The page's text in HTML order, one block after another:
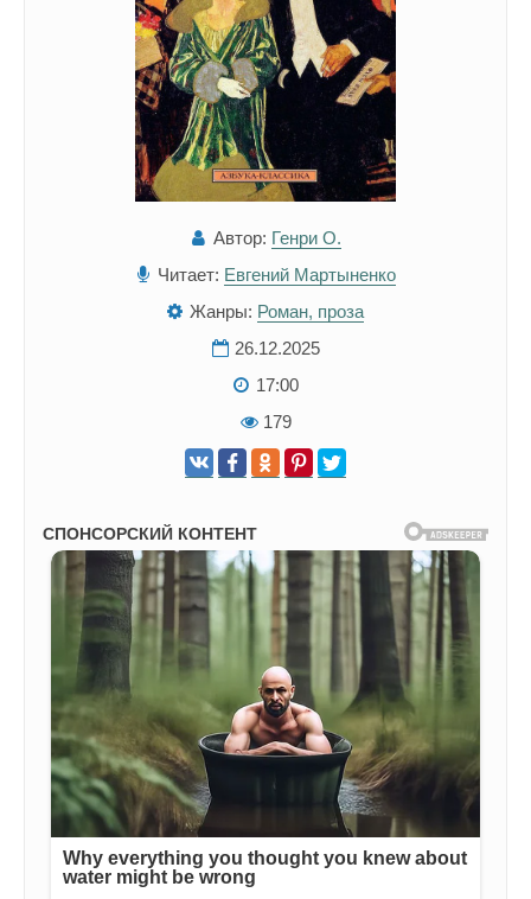
Автор: Генри О.
Читает: Евгений Мартыненко
Жанры: Роман, проза
26.12.2025
17:00
179